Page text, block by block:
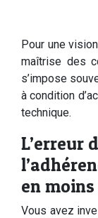
Pour une
maîtrise des
s’impose
à condition
technique.
L’erreur
en
Vous avez